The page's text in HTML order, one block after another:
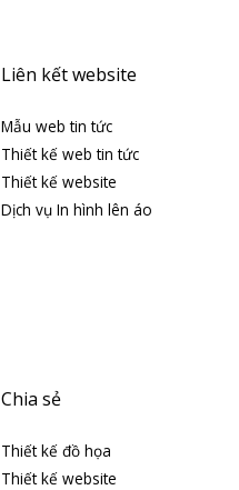
Liên kết website
Mẫu web tin tức
Thiết kế web tin tức
Thiết kế website
Dịch vụ In hình lên áo
Chia sẻ
Thiết kế đồ họa
Thiết kế website